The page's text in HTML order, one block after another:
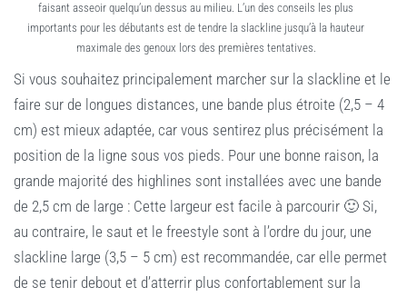
faisant asseoir quelqu’un dessus au milieu. L’un des conseils les plus
importants pour les débutants est de tendre la slackline jusqu’à la hauteur
maximale des genoux lors des premières tentatives.
Si vous souhaitez principalement marcher sur la slackline et le
faire sur de longues distances, une bande plus étroite (2,5 – 4
cm) est mieux adaptée, car vous sentirez plus précisément la
position de la ligne sous vos pieds. Pour une bonne raison, la
grande majorité des highlines sont installées avec une bande
de 2,5 cm de large : Cette largeur est facile à parcourir 🙂 Si,
au contraire, le saut et le freestyle sont à l’ordre du jour, une
slackline large (3,5 – 5 cm) est recommandée, car elle permet
de se tenir debout et d’atterrir plus confortablement sur la